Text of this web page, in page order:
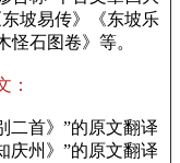
坡易传》《东坡乐
怪石图卷》等。
：
首》”的原文翻译
州》”的原文翻译